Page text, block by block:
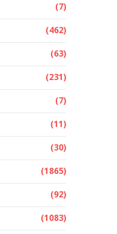
(7)
(462)
(63)
(231)
(7)
(11)
(30)
(1865)
(92)
(1083)